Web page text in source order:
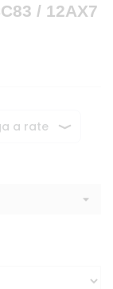
/ 12AX7